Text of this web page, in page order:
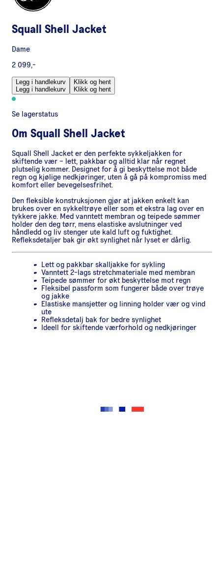
Squall Shell Jacket
Dame
2 099,-
Legg i handlekurv
Legg i handlekurv
Klikk og hent
Klikk og hent
Se lagerstatus
Om Squall Shell Jacket
Squall Shell Jacket er den perfekte sykkeljakken for
skiftende vær – lett, pakkbar og alltid klar når regnet
plutselig kommer. Designet for å gi beskyttelse mot både
regn og kjølige nedkjøringer, uten å gå på kompromiss med
komfort eller bevegelsesfrihet.
Den fleksible konstruksjonen gjør at jakken enkelt kan
brukes over en sykkeltrøye eller som et ekstra lag over en
tykkere jakke. Med vanntett membran og teipede sømmer
holder den deg tørr, mens elastiske avslutninger ved
håndledd og liv stenger ute kald luft og fuktighet.
Refleksdetaljer bak gir økt synlighet når lyset er dårlig.
Lett og pakkbar skalljakke for sykling
Vanntett 2-lags stretchmateriale med membran
Teipede sømmer for økt beskyttelse mot regn
Fleksibel passform som fungerer både over trøye
og jakke
Elastiske mansjetter og linning holder vær og vind
ute
Refleksdetalj bak for bedre synlighet
Ideell for skiftende værforhold og nedkjøringer